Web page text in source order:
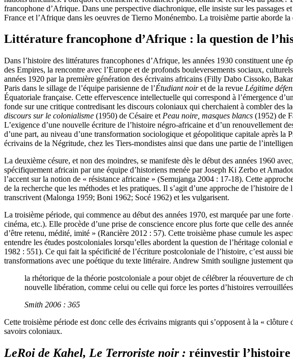
francophone d’Afrique. Dans une perspective diachronique, elle insiste sur les passages
France et l’Afrique dans les oeuvres de Tierno Monénembo. La troisième partie aborde
Littérature francophone d’Afrique : la question de
Dans l’histoire des littératures francophones d’Afrique, les années 1930 constituent une
des Empires, la rencontre avec l’Europe et de profonds bouleversements sociaux,
années 1920 par la première génération des écrivains africains (Filly Dabo Cissoko,
Paris dans le sillage de l’équipe parisienne de l’Étudiant noiret de la revue Légitime
Équatoriale française. Cette effervescence intellectuelle qui correspond à l’émergence
fonde sur une critique contredisant les discours coloniaux qui cherchaient à combler des
discours sur le colonialisme (1950) de Césaire et Peau noire, masques blancs (1952) de
L’exigence d’une nouvelle écriture de l’histoire négro-africaine et d’un renouvellement
d’une part, au niveau d’une transformation sociologique et géopolitique capitale après la
écrivains de la Négritude, chez les Tiers-mondistes ainsi que dans une partie de
La deuxième césure, et non des moindres, se manifeste dès le début des années 1960
spécifiquement africain par une équipe d’historiens menée par Joseph Ki Zerbo et
l’accent sur la notion de « résistance africaine » (Semujanga 2004 : 17-18). Cette
de la recherche que les méthodes et les pratiques. Il s’agit d’une approche de l’histoire
transcrivent (Malonga 1959; Boni 1962; Socé 1962) et les vulgarisent.
La troisième période, qui commence au début des années 1970, est marquée par une
cinéma, etc.). Elle procède d’une prise de conscience encore plus forte que celle des
d’être retenu, médité, imité » (Rancière 2012 : 57). Cette troisième phase cumule les
entendre les études postcoloniales lorsqu’elles abordent la question de l’héritage
1982 : 551). Ce qui fait la spécificité de l’écriture postcoloniale de l’histoire, c’est aussi
transformations avec une poétique du texte littéraire. Andrew Smith souligne justement
la rhétorique de la théorie postcoloniale a pour objet de célébrer la réouverture de
nouvelle libération, comme celui ou celle qui force les portes d’histoires
Smith 2006 : 365
Cette troisième période est donc celle des écrivains migrants qui s’opposent à la «
savoirs coloniaux.
LeRoi de Kahel, Le Terroriste noir : réinvestir l’histoire